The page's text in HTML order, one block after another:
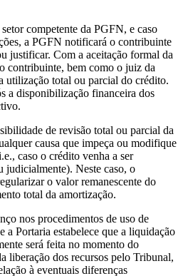
competente da PGFN, e caso
a PGFN notificará o contribuinte
justificar. Com a aceitação formal da
contribuinte, bem como o juiz da
utilização total ou parcial do crédito.
a disponibilização financeira dos
de revisão total ou parcial da
causa que impeça ou modifique
caso o crédito venha a ser
judicialmente). Neste caso, o
o valor remanescente do
total da amortização.
nos procedimentos de uso de
a Portaria estabelece que a liquidação
será feita no momento do
liberação dos recursos pelo Tribunal,
à eventuais diferenças